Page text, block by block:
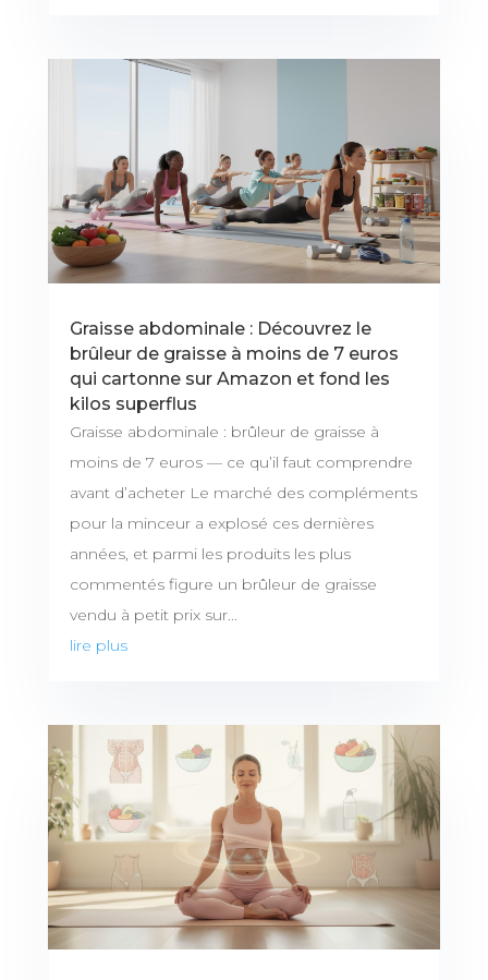
Graisse abdominale : Découvrez le
brûleur de graisse à moins de 7 euros
qui cartonne sur Amazon et fond les
kilos superflus
Graisse abdominale : brûleur de graisse à
moins de 7 euros — ce qu’il faut comprendre
avant d’acheter Le marché des compléments
pour la minceur a explosé ces dernières
années, et parmi les produits les plus
commentés figure un brûleur de graisse
vendu à petit prix sur...
lire plus